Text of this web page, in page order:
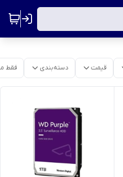
قیمت دسته‌بندی فقط